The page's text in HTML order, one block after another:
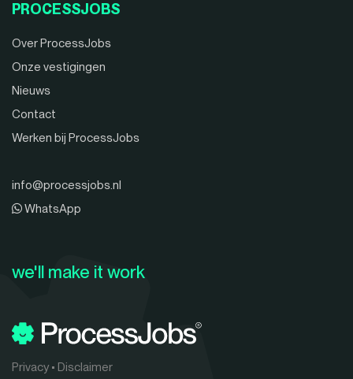
PROCESSJOBS
Over ProcessJobs
Onze vestigingen
Nieuws
Contact
Werken bij ProcessJobs
info@processjobs.nl
WhatsApp
Privacy• Disclaimer
we'll make it work